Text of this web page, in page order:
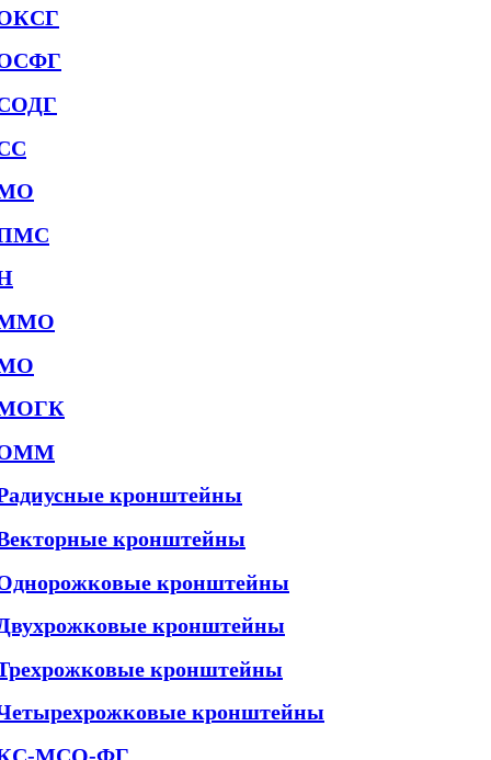
кронштейны
кронштейны
кронштейны
кронштейны
кронштейны
кронштейны